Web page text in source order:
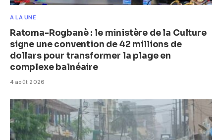
A LA UNE
Ratoma-Rogbanè : le ministère de la Culture
signe une convention de 42 millions de
dollars pour transformer la plage en
complexe balnéaire
4 août 2026